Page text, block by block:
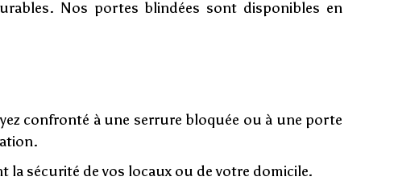
Nos portes blindées sont disponibles en
confronté à une serrure bloquée ou à une porte
sécurité de vos locaux ou de votre domicile.